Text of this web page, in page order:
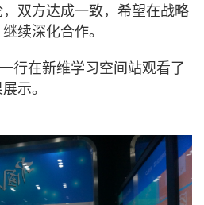
双方达成一致，希望在战略
续深化合作。
行在新维学习空间站观看了
示。